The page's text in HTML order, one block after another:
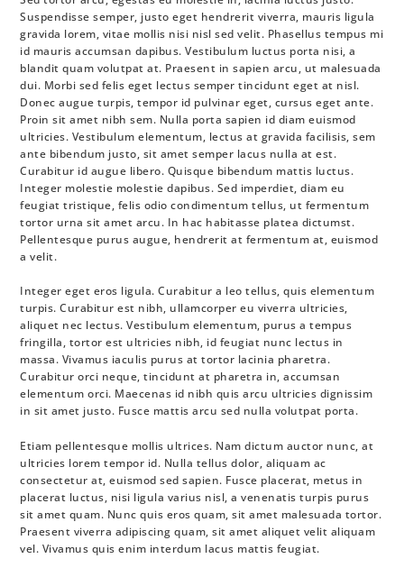
Suspendisse semper, justo eget hendrerit viverra, mauris ligula
gravida lorem, vitae mollis nisi nisl sed velit. Phasellus tempus mi
id mauris accumsan dapibus. Vestibulum luctus porta nisi, a
blandit quam volutpat at. Praesent in sapien arcu, ut malesuada
dui. Morbi sed felis eget lectus semper tincidunt eget at nisl.
Donec augue turpis, tempor id pulvinar eget, cursus eget ante.
Proin sit amet nibh sem. Nulla porta sapien id diam euismod
ultricies. Vestibulum elementum, lectus at gravida facilisis, sem
ante bibendum justo, sit amet semper lacus nulla at est.
Curabitur id augue libero. Quisque bibendum mattis luctus.
Integer molestie molestie dapibus. Sed imperdiet, diam eu
feugiat tristique, felis odio condimentum tellus, ut fermentum
tortor urna sit amet arcu. In hac habitasse platea dictumst.
Pellentesque purus augue, hendrerit at fermentum at, euismod
a velit.
Integer eget eros ligula. Curabitur a leo tellus, quis elementum
turpis. Curabitur est nibh, ullamcorper eu viverra ultricies,
aliquet nec lectus. Vestibulum elementum, purus a tempus
fringilla, tortor est ultricies nibh, id feugiat nunc lectus in
massa. Vivamus iaculis purus at tortor lacinia pharetra.
Curabitur orci neque, tincidunt at pharetra in, accumsan
elementum orci. Maecenas id nibh quis arcu ultricies dignissim
in sit amet justo. Fusce mattis arcu sed nulla volutpat porta.
Etiam pellentesque mollis ultrices. Nam dictum auctor nunc, at
ultricies lorem tempor id. Nulla tellus dolor, aliquam ac
consectetur at, euismod sed sapien. Fusce placerat, metus in
placerat luctus, nisi ligula varius nisl, a venenatis turpis purus
sit amet quam. Nunc quis eros quam, sit amet malesuada tortor.
Praesent viverra adipiscing quam, sit amet aliquet velit aliquam
vel. Vivamus quis enim interdum lacus mattis feugiat.